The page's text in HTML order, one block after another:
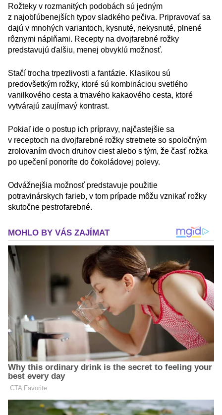
Rožteky v rozmanitých podobách sú jedným
z najobľúbenejších typov sladkého pečiva. Pripravovať sa
dajú v mnohých variantoch, kysnuté, nekysnuté, plnené
rôznymi náplňami. Recepty na dvojfarebné rožky
predstavujú ďalšiu, menej obvyklú možnosť.
Stačí trocha trpezlivosti a fantázie. Klasikou sú
predovšetkým rožky, ktoré sú kombináciou svetlého
vanilkového cesta a tmavého kakaového cesta, ktoré
vytvárajú zaujímavý kontrast.
Pokiaľ ide o postup ich prípravy, najčastejšie sa
v receptoch na dvojfarebné rožky stretnete so spoločným
zrolovaním dvoch druhov ciest alebo s tým, že časť rožka
po upečení ponoríte do čokoládovej polevy.
Odvážnejšia možnosť predstavuje použitie
potravinárskych farieb, v tom prípade môžu vznikať rožky
skutočne pestrofarebné.